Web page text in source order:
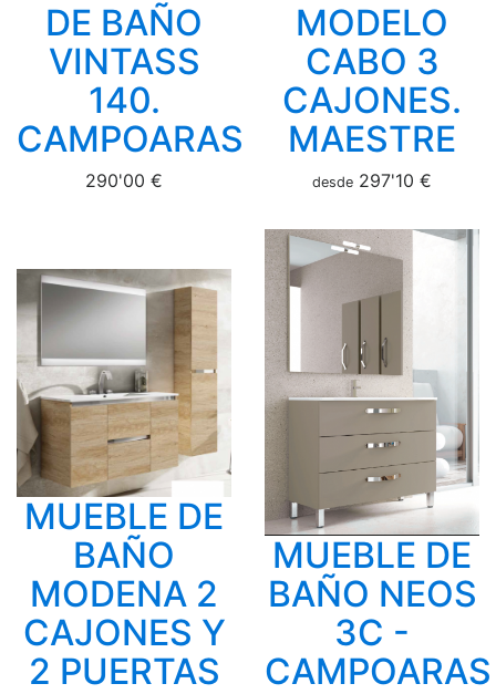
DE BAÑO
VINTASS
140.
CAMPOARAS
290'00 €
MODELO
CABO 3
CAJONES.
MAESTRE
desde 297'10 €
MUEBLE DE
BAÑO
MODENA 2
CAJONES Y
2 PUERTAS
MUEBLE DE
BAÑO NEOS
3C -
CAMPOARAS